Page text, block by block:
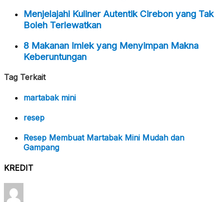
Menjelajahi Kuliner Autentik Cirebon yang Tak
Boleh Terlewatkan
8 Makanan Imlek yang Menyimpan Makna
Keberuntungan
Tag Terkait
martabak mini
resep
Resep Membuat Martabak Mini Mudah dan
Gampang
KREDIT